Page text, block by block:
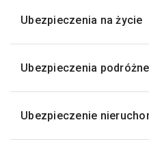
Ubezpieczenia na życie
Ubezpieczenia podróżne
Ubezpieczenie